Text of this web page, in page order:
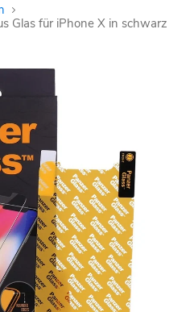
Glas für iPhone X in schwarz